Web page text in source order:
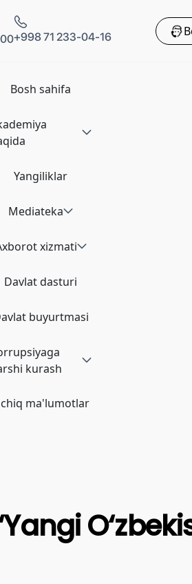
+998 71 233-04-16
Bosh sahifa
Yangiliklar
Mediateka
xizmati
Davlat dasturi
buyurtmasi
kurash
ma'lumotlar